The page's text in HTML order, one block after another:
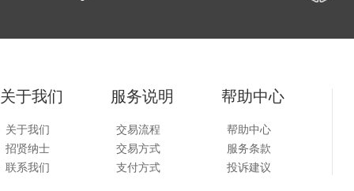
关于我们
关于我们
招贤纳士
联系我们
服务说明
交易流程
交易方式
支付方式
帮助中心
帮助中心
服务条款
投诉建议